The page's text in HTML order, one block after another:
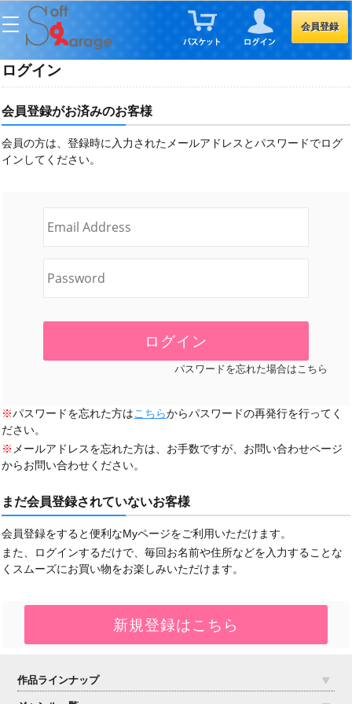
会員登録
ログイン
会員登録がお済みのお客様
会員の方は、登録時に入力されたメールアドレスとパスワードでログ
インしてください。
パスワードを忘れた場合はこちら
※パスワードを忘れた方はこちらからパスワードの再発行を行ってく
ださい。
※ メールアドレスを忘れた方は、お手数ですが、お問い合わせページ
からお問い合わせください。
まだ会員登録されていないお客様
会員登録をすると便利なMyページをご利用いただけます。
また、ログインするだけで、毎回お名前や住所などを入力することな
くスムーズにお買い物をお楽しみいただけます。
作品ラインナップ